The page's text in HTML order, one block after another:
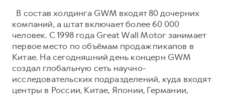
В состав холдинга GWM входят 80 дочерних
компаний, а штат включает более 60 000
человек. С 1998 года Great Wall Motor занимает
первое место по объёмам продаж пикапов в
Китае. На сегодняшний день концерн GWM
создал глобальную сеть научно-
исследовательских подразделений, куда входят
центры в России, Китае, Японии, Германии,